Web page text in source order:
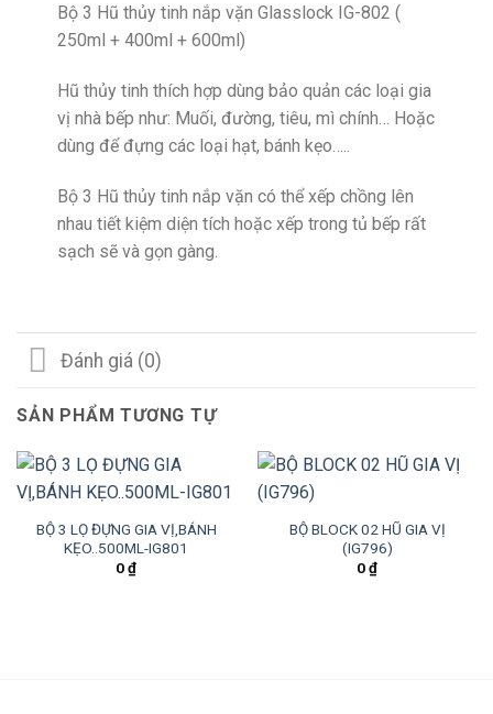
Bộ 3 Hũ thủy tinh nắp vặn Glasslock IG-802 (
250ml + 400ml + 600ml)
Hũ thủy tinh thích hợp dùng bảo quản các loại gia
vị nhà bếp như: Muối, đường, tiêu, mì chính… Hoặc
dùng để đựng các loại hạt, bánh kẹo…..
Bộ 3 Hũ thủy tinh nắp vặn có thể xếp chồng lên
nhau tiết kiệm diện tích hoặc xếp trong tủ bếp rất
sạch sẽ và gọn gàng.
Đánh giá (0)
SẢN PHẨM TƯƠNG TỰ
BỘ 3 LỌ ĐỰNG GIA VỊ,BÁNH
KẸO..500ML-IG801
0₫
BỘ BLOCK 02 HŨ GIA VỊ
(IG796)
0₫